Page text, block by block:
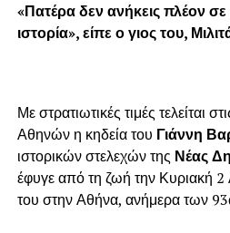
«Πατέρα δεν ανήκεις πλέον
ιστορία», είπε ο γιος του,
Με στρατιωτικές τιμές τελείται
Αθηνών η κηδεία του Γιάννη
ιστορικών στελεχών της Νέας
έφυγε από τη ζωή την Κυριακή 2
του στην Αθήνα, ανήμερα των